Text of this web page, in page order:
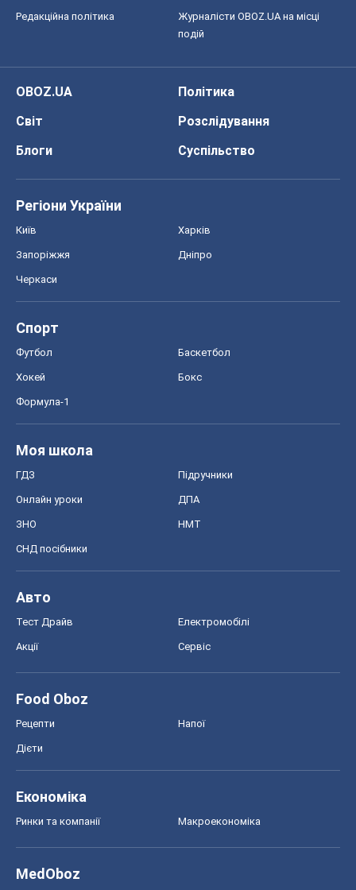
Редакційна політика
Журналісти OBOZ.UA на місці
подій
OBOZ.UA
Політика
Світ
Розслідування
Блоги
Суспільство
Регіони України
Київ Харків
Запоріжжя Дніпро
Черкаси
Спорт
Футбол Баскетбол
Хокей Бокс
Формула-1
Моя школа
ГДЗ Підручники
Онлайн уроки ДПА
ЗНО НМТ
СНД посібники
Авто
Тест Драйв Електромобілі
Акції Сервіс
Food Oboz
Рецепти Напої
Дієти
Економіка
Ринки та компанії Макроекономіка
MedOboz